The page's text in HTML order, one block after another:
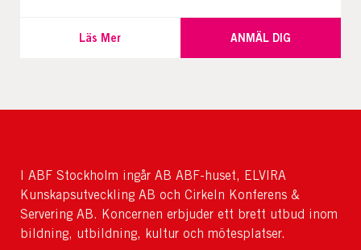
Läs Mer ANMÄL DIG
I ABF Stockholm ingår AB ABF-huset, ELVIRA
Kunskapsutveckling AB och Cirkeln Konferens &
Servering AB. Koncernen erbjuder ett brett utbud inom
bildning, utbildning, kultur och mötesplatser.